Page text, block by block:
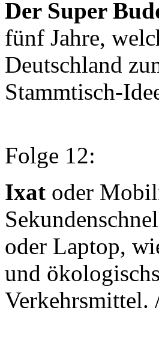
Der Super
fünf Jahre,
Deutschland
Stammtisch-
Folge 12:
Ixat oder
oder Laptop,
und